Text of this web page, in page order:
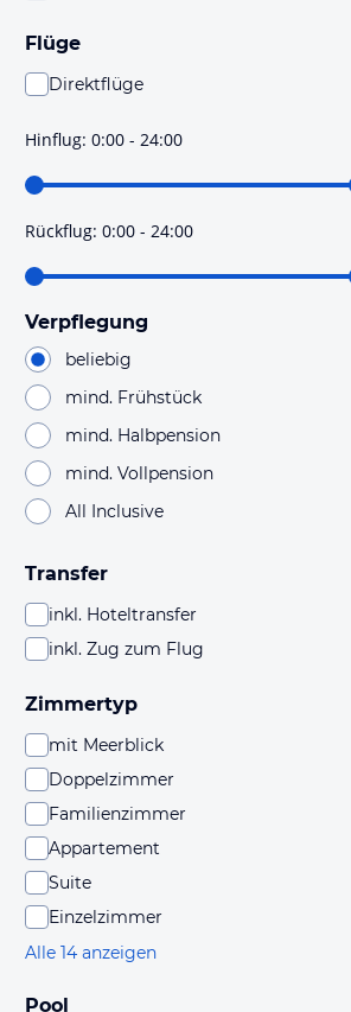
Flüge
Direktflüge
hoher Wahrscheinlichkeit Direktflüge sind. Bitte
prüfe vor der Buchung noch einmal die Flugdetails.
Hinflug: 0:00 - 24:00
Rückflug: 0:00 - 24:00
Verpflegung
beliebig
mind. Frühstück
mind. Halbpension
mind. Vollpension
All Inclusive
Transfer
inkl. Hoteltransfer
inkl. Zug zum Flug
Zimmertyp
mit Meerblick
Doppelzimmer
Familienzimmer
Appartement
Suite
Einzelzimmer
Alle 14 anzeigen
Pool